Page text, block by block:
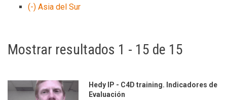
(-) Asia del Sur
Mostrar resultados 1 - 15 de 15
Hedy IP - C4D training. Indicadores de
Evaluación